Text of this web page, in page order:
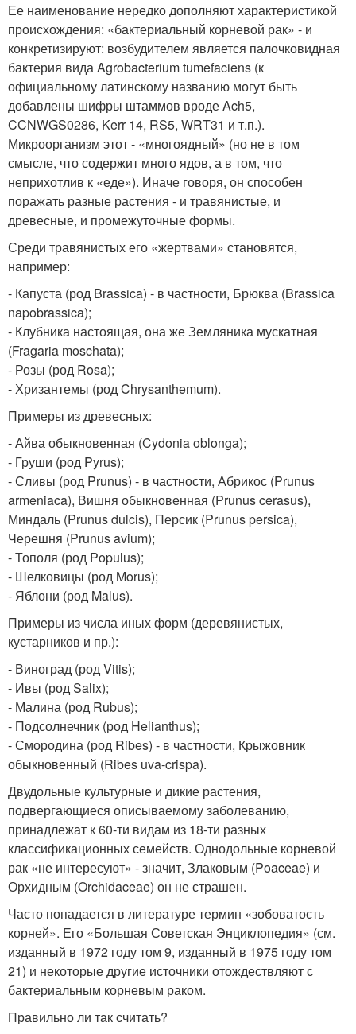
Ее наименование нередко дополняют характеристикой
происхождения: «бактериальный корневой рак» - и
конкретизируют: возбудителем является палочковидная
бактерия вида Agrobacterium tumefaciens (к
официальному латинскому названию могут быть
добавлены шифры штаммов вроде Ach5,
CCNWGS0286, Kerr 14, RS5, WRT31 и т.п.).
Микроорганизм этот - «многоядный» (но не в том
смысле, что содержит много ядов, а в том, что
неприхотлив к «еде»). Иначе говоря, он способен
поражать разные растения - и травянистые, и
древесные, и промежуточные формы.
Среди травянистых его «жертвами» становятся,
например:
- Капуста (род Brassica) - в частности, Брюква (Brassica
napobrassica);
- Клубника настоящая, она же Земляника мускатная
(Fragaria moschata);
- Розы (род Rosa);
- Хризантемы (род Chrysanthemum).
Примеры из древесных:
- Айва обыкновенная (Cydonia oblonga);
- Груши (род Pyrus);
- Сливы (род Prunus) - в частности, Абрикос (Prunus
armeniaca), Вишня обыкновенная (Prunus cerasus),
Миндаль (Prunus dulcis), Персик (Prunus persica),
Черешня (Prunus avium);
- Тополя (род Populus);
- Шелковицы (род Morus);
- Яблони (род Malus).
Примеры из числа иных форм (деревянистых,
кустарников и пр.):
- Виноград (род Vitis);
- Ивы (род Salix);
- Малина (род Rubus);
- Подсолнечник (род Helianthus);
- Смородина (род Ribes) - в частности, Крыжовник
обыкновенный (Ribes uva-crispa).
Двудольные культурные и дикие растения,
подвергающиеся описываемому заболеванию,
принадлежат к 60-ти видам из 18-ти разных
классификационных семейств. Однодольные корневой
рак «не интересуют» - значит, Злаковым (Poaceae) и
Орхидным (Orchidaceae) он не страшен.
Часто попадается в литературе термин «зобоватость
корней». Его «Большая Советская Энциклопедия» (см.
изданный в 1972 году том 9, изданный в 1975 году том
21) и некоторые другие источники отождествляют с
бактериальным корневым раком.
Правильно ли так считать?